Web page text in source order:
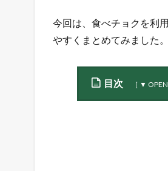
今回は、食べチョクを利
やすくまとめてみました
目次